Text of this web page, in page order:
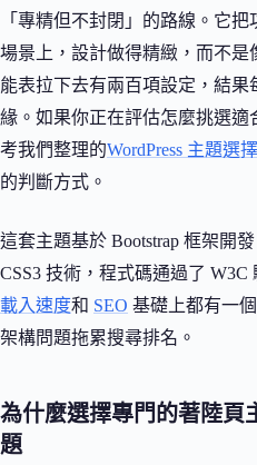
「專精但不封閉」的路線。它
場景上，設計做得精緻，而不是
能表拉下去有兩百項設定，結果
緣。如果你正在評估怎麼挑選適
考我們整理的WordPress 主題選
的判斷方式。
這套主題基於 Bootstrap 框架開
CSS3 技術，程式碼通過了 W3C
載入速度和 SEO 基礎上都有一
架構問題拖累搜尋排名。
為什麼選擇專門的著陸頁
題